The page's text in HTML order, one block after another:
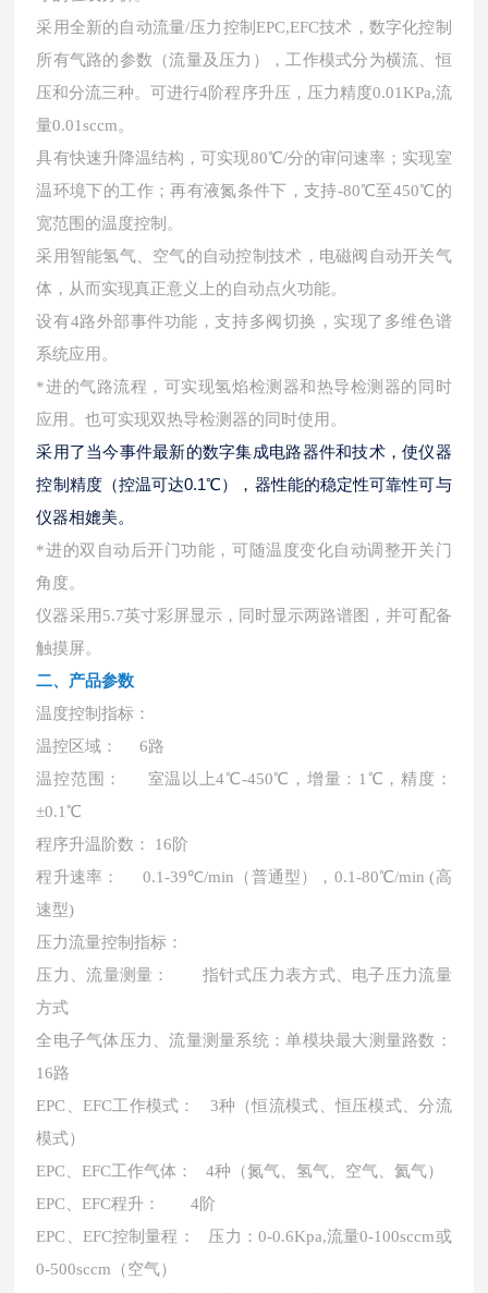
采用全新的自动流量/压力控制EPC,EFC技术，数字化控制
所有气路的参数（流量及压力），工作模式分为横流、恒
压和分流三种。可进行4阶程序升压，压力精度0.01KPa,流
量0.01sccm。
具有快速升降温结构，可实现80℃/分的审问速率；实现室
温环境下的工作；再有液氮条件下，支持-80℃至450℃的
宽范围的温度控制。
采用智能氢气、空气的自动控制技术，电磁阀自动开关气
体，从而实现真正意义上的自动点火功能。
设有4路外部事件功能，支持多阀切换，实现了多维色谱
系统应用。
*进的气路流程，可实现氢焰检测器和热导检测器的同时
应用。也可实现双热导检测器的同时使用。
采用了当今事件最新的数字集成电路器件和技术，使仪器
控制精度（控温可达0.1℃），器性能的稳定性可靠性可与
仪器相媲美。
*进的双自动后开门功能，可随温度变化自动调整开关门
角度。
仪器采用5.7英寸彩屏显示，同时显示两路谱图，并可配备
触摸屏。
二、 产品参数
温度控制指标：
温控区域： 6路
温控范围： 室温以上4℃-450℃，增量：1℃，精度：
±0.1℃
程序升温阶数： 16阶
程升速率：
0.1-39℃/min（普通型），0.1-80℃/min (高
速型)
压力流量控制指标：
压力、流量测量：
指针式压力表方式、电子压力流量
方式
全电子气体压力、流量测量系统：单模块最大测量路数：
16路
EPC、EFC工作模式： 3种（恒流模式、恒压模式、分流
模式）
EPC、EFC工作气体： 4种（氮气、氢气、空气、氦气）
EPC、EFC程升： 4阶
EPC、EFC控制量程： 压力：0-0.6Kpa,流量0-100sccm或
0-500sccm（空气）